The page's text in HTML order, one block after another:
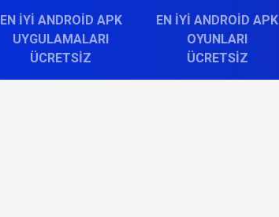
EN İYI ANDROID APK
UYGULAMALARI
ÜCRETSIZ
EN İYI ANDROID APK
OYUNLARI
ÜCRETSIZ